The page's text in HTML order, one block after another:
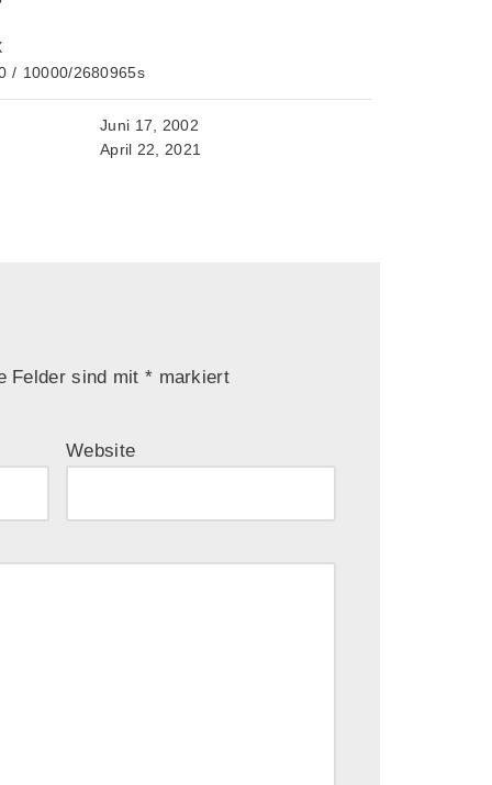
/ 10000/2680965s
Juni 17, 2002
April 22, 2021
Felder sind mit * markiert
Website